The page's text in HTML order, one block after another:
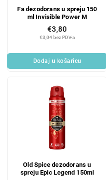
Fa dezodorans u spreju 150
ml Invisible Power M
€3,04 bez PDV-a
€3,80
Dodaj u košaricu
Old Spice dezodorans u
spreju Epic Legend 150ml